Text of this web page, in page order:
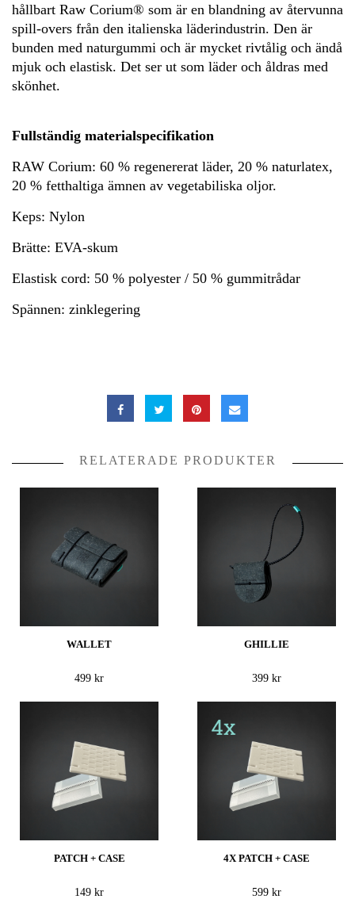
hållbart Raw Corium® som är en blandning av återvunna
spill-overs från den italienska läderindustrin. Den är
bunden med naturgummi och är mycket rivtålig och ändå
mjuk och elastisk. Det ser ut som läder och åldras med
skönhet.
Fullständig materialspecifikation
RAW Corium: 60 % regenererat läder, 20 % naturlatex,
20 % fetthaltiga ämnen av vegetabiliska oljor.
Keps: Nylon
Brätte: EVA-skum
Elastisk cord: 50 % polyester / 50 % gummitrådar
Spännen: zinklegering
RELATERADE PRODUKTER
WALLET
499 kr
GHILLIE
399 kr
PATCH + CASE
149 kr
4X PATCH + CASE
599 kr